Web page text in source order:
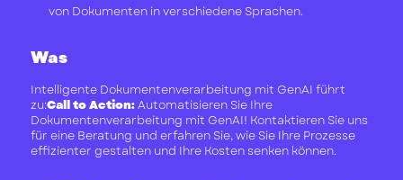
von Dokumenten in verschiedene Sprachen.
Was
Intelligente Dokumentenverarbeitung mit GenAI führt
zu:Call to Action:Automatisieren Sie Ihre
Dokumentenverarbeitung mit GenAI! Kontaktieren Sie uns
für eine Beratung und erfahren Sie, wie Sie Ihre Prozesse
effizienter gestalten und Ihre Kosten senken können.